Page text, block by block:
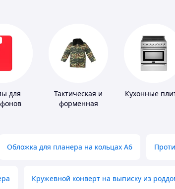
для
Тактическая и
форменная
Кухонные
Обложка для планера на кольцах А6
Кружевной конверт на выписку из